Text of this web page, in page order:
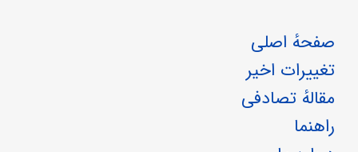
صفحهٔ اصلی
تغییرات اخیر
مقالهٔ تصادفی
راهنما